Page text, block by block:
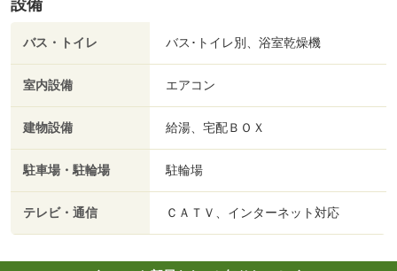
設備
バス・トイレ バス･トイレ別、浴室乾燥機
室内設備 エアコン
建物設備 給湯、宅配ＢＯＸ
駐車場・駐輪場 駐輪場
テレビ・通信 ＣＡＴＶ、インターネット対応